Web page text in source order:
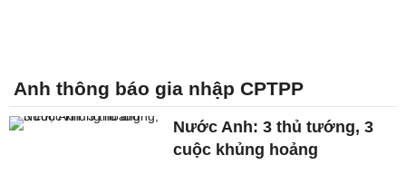
Anh thông báo gia nhập CPTPP
Nước Anh: 3 thủ tướng, 3
cuộc khủng hoảng